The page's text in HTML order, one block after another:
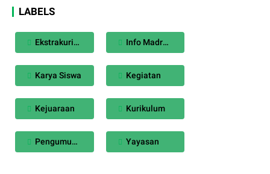
LABELS
Ekstrakurikuler Info Madrasah
Karya Siswa Kegiatan
Kejuaraan Kurikulum
Pengumuman Yayasan